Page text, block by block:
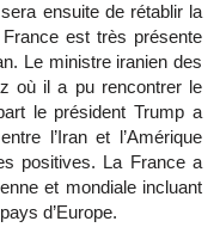
ensuite de rétablir la
est très présente
Le ministre iranien des
où il a pu rencontrer le
le président Trump a
l’Iran et l’Amérique
positives. La France a
et mondiale incluant
d’Europe.